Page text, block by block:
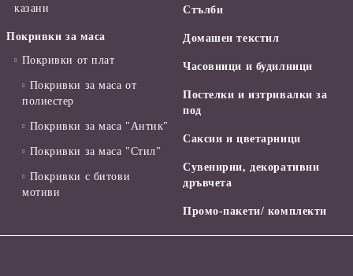
казани
Покривки за маса
Покривки от плат
Покривки за маса от
полиестер
Покривки за маса "Антик"
Покривки за маса "Стил"
Покривки с битови
мотиви
Стълби
Домашен текстил
Часовници и будилници
Постелки и изтривалки за
под
Саксии и цветарници
Сувенирни, декоративни
дръвчета
Промо-пакети/ комплекти